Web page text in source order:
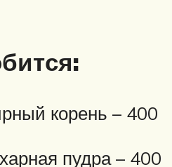
корень – 400
пудра – 400